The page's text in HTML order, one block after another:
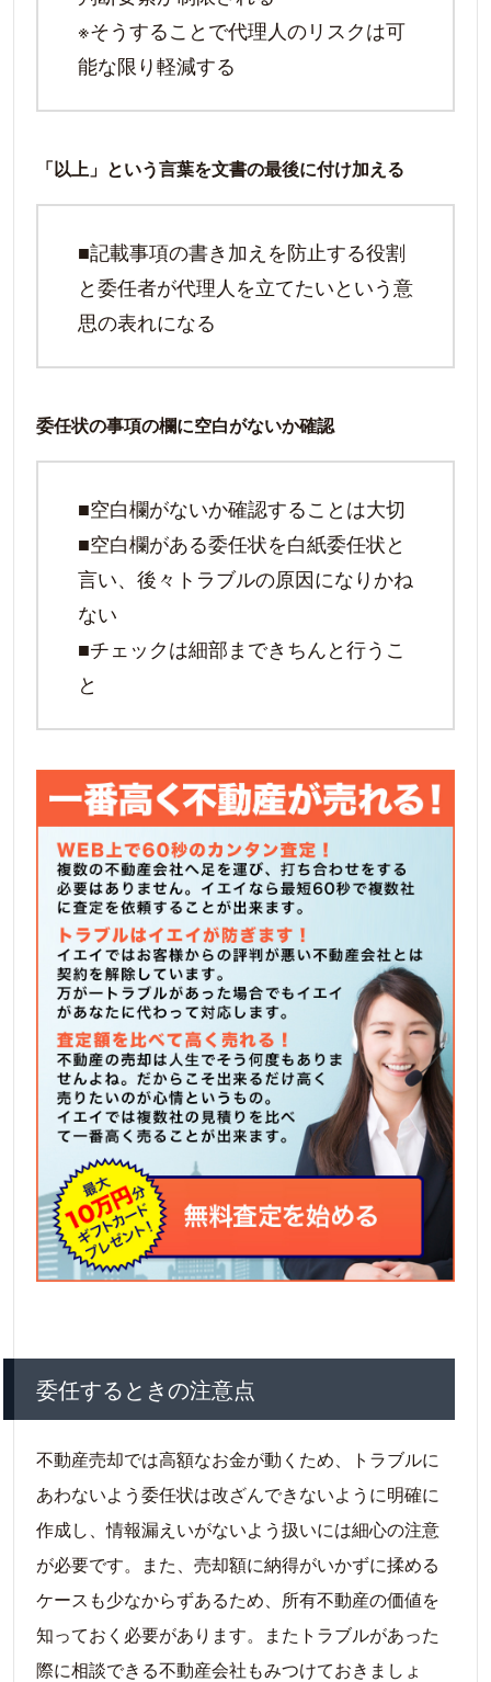
※そうすることで代理人のリスクは可
能な限り軽減する
「以上」という言葉を文書の最後に付け加える
■記載事項の書き加えを防止する役割
と委任者が代理人を立てたいという意
思の表れになる
委任状の事項の欄に空白がないか確認
■空白欄がないか確認することは大切
■空白欄がある委任状を白紙委任状と
言い、後々トラブルの原因になりかね
ない
■チェックは細部まできちんと行うこ
と
委任するときの注意点
不動産売却では高額なお金が動くため、トラブルに
あわないよう委任状は改ざんできないように明確に
作成し、情報漏えいがないよう扱いには細心の注意
が必要です。また、売却額に納得がいかずに揉める
ケースも少なからずあるため、所有不動産の価値を
知っておく必要があります。またトラブルがあった
際に相談できる不動産会社もみつけておきましょ